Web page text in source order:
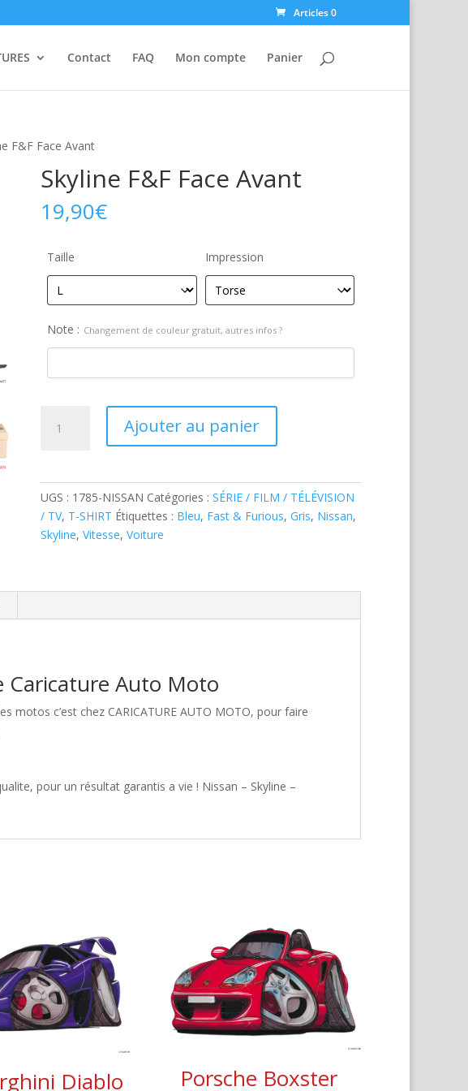
Articles 0
Contact FAQ Mon compte Panier
F&F Face Avant
Skyline F&F Face Avant
19,90€
Taille Impression
Note : Changement de couleur gratuit, autres infos ?
Ajouter au panier
UGS : 1785-NISSAN Catégories :SÉRIE / FILM / TÉLÉVISION
/ TV, T-SHIRT Étiquettes : Bleu, Fast & Furious,Gris, Nissan,
Skyline,Vitesse,Voiture
Caricature Auto Moto
motos c’est chez CARICATURE AUTO MOTO, pour faire
pour un résultat garantis a vie ! Nissan – Skyline –
Diablo Porsche Boxster